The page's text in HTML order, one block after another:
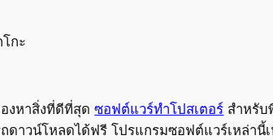
กะ
งหาสิ่งที่ดีที่สุดซอฟต์แวร์ทำโปสเตอร์ สำหรับ
ดาวน์โหลดได้ฟรี โปรแกรมซอฟต์แวร์เหล่านี้